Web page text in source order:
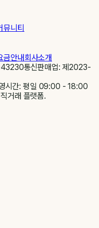
뮤니티
금안내회사소개
43230통신판매업: 제2023-
시간: 평일 09:00 - 18:00
거래 플랫폼.